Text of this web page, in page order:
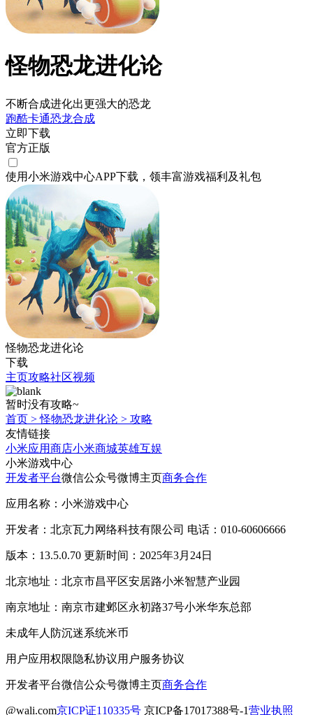
怪物恐龙进化论
不断合成进化出更强大的恐龙
跑酷卡通恐龙合成
立即下载
官方正版
使用小米游戏中心APP下载 ，领丰富游戏福利 及礼包
怪物恐龙进化论
下载
主页攻略社区视频
暂时没有攻略~
首页 >怪物恐龙进化论 > 攻略
友情链接
小米应用商店小米商城英雄互娱
小米游戏中心
开发者平台微信公众号微博主页商务合作
应用名称：小米游戏中心
开发者：北京瓦力网络科技有限公司 电话：010-60606666
版本：13.5.0.70 更新时间：2025年3月24日
北京地址：北京市昌平区安居路小米智慧产业园
南京地址：南京市建邺区永初路37号小米华东总部
未成年人防沉迷系统米币
用户应用权限隐私协议用户服务协议
开发者平台微信公众号微博主页商务合作
@wali.com京ICP证110335号 京ICP备17017388号-1营业执照